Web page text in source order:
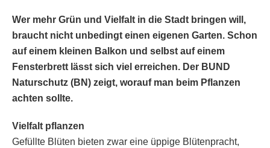
Wer mehr Grün und Vielfalt in die Stadt bringen will,
braucht nicht unbedingt einen eigenen Garten. Schon
auf einem kleinen Balkon und selbst auf einem
Fensterbrett lässt sich viel erreichen. Der BUND
Naturschutz (BN) zeigt, worauf man beim Pflanzen
achten sollte.
Vielfalt pflanzen
Gefüllte Blüten bieten zwar eine üppige Blütenpracht,